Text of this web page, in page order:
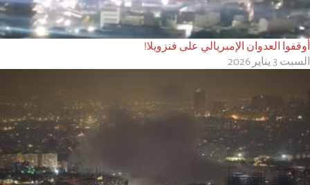
أوقفوا العدوان الإمبريالي على فنزويلا!
السبت 3 يناير 2026